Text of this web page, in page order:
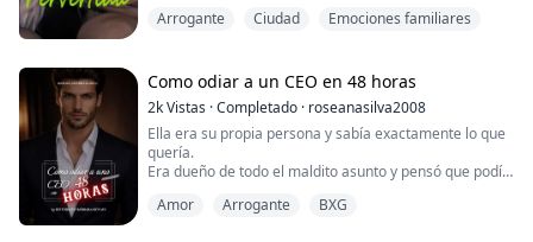
Celeste ha sido derribada toda su vida. La han
**Ad...
calle.
la vida no era nada fácil para las chicas de ese lugar. Y
es aquí donde su destino estaría sellado de por vida,
Bianca era...
Arrogante Ciudad Emociones familiares
Como odiar a un CEO en 48 horas
2kVistas ·Completado · roseanasilva2008
Ella era su propia persona y sabía exactamente lo que
quería.
Era dueño de todo el maldito asunto y pensó que podía
Ella tenía algo que él quería pero no sabía.
Amor Arrogante BXG